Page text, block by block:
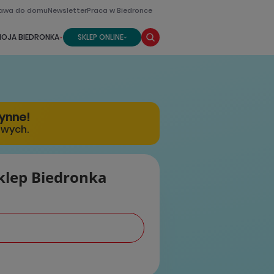
do domuNewsletterPraca w Biedronce
BIEDRONKA SKLEP ONLINE
Biedronka